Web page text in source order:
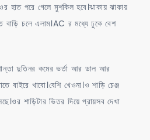
পরে গেলে মুশকিল হবে।ঝাকায় ঝাকায়
বাড়ি চলে এলাম।AC র মধ্যে ঢুকে বেশ
দুতিনর কমের ভর্তা আর ডাল আর
বাইরে খাবো।বেশি খেওনা।ও শাড়ি চেঞ্জ
শাড়িটার ভিতর দিয়ে প্রায়সব দেখা